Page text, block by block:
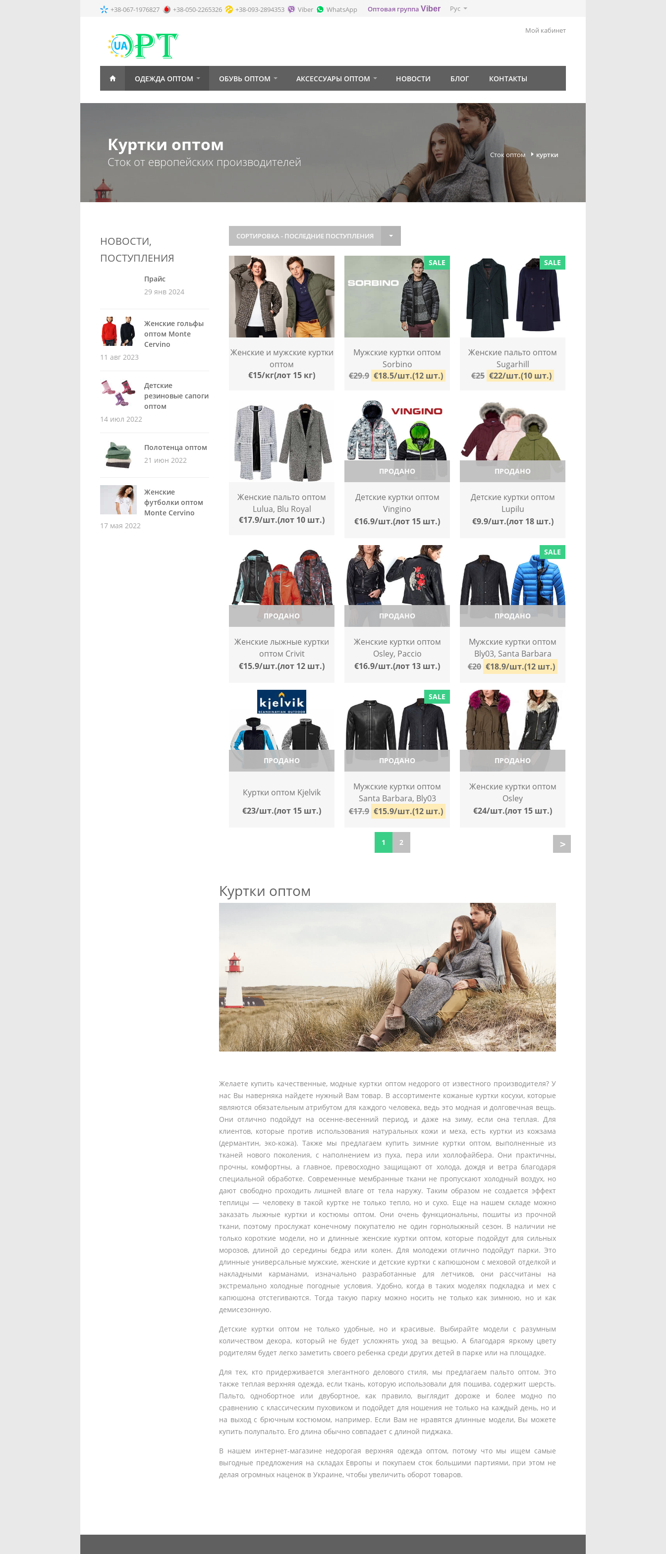
Куртки оптом
Желаете купить качественные, модные куртки оптом недорого от известного производителя? У
нас Вы наверняка найдете нужный Вам товар. В ассортименте кожаные куртки косухи, которые
являются обязательным атрибутом для каждого человека, ведь это модная и долговечная вещь.
Они отлично подойдут на осенне-весенний период, и даже на зиму, если она теплая. Для
клиентов, которые против использования натуральных кожи и меха, есть куртки из кожзама
(дермантин, эко-кожа). Также мы предлагаем купить зимние куртки оптом, выполненные из
тканей нового поколения, с наполнением из пуха, пера или холлофайбера. Они практичны,
прочны, комфортны, а главное, превосходно защищают от холода, дождя и ветра благодаря
специальной обработке. Современные мембранные ткани не пропускают холодный воздух, но
дают свободно проходить лишней влаге от тела наружу. Таким образом не создается эффект
теплицы — человеку в такой куртке не только тепло, но и сухо. Еще на нашем складе можно
заказать лыжные куртки и костюмы оптом. Они очень функциональны, пошиты из прочной
ткани, поэтому прослужат конечному покупателю не один горнолыжный сезон. В наличии не
только короткие модели, но и длинные женские куртки оптом, которые подойдут для сильных
морозов, длиной до середины бедра или колен. Для молодежи отлично подойдут парки. Это
длинные универсальные мужские, женские и детские куртки с капюшоном с меховой отделкой и
накладными карманами, изначально разработанные для летчиков, они рассчитаны на
экстремально холодные погодные условия. Удобно, когда в таких моделях подкладка и мех с
капюшона отстегиваются. Тогда такую парку можно носить не только как зимнюю, но и как
демисезонную.
Детские куртки оптом не только удобные, но и красивые. Выбирайте модели с разумным
количеством декора, который не будет усложнять уход за вещью. А благодаря яркому цвету
родителям будет легко заметить своего ребенка среди других детей в парке или на площадке.
Для тех, кто придерживается элегантного делового стиля, мы предлагаем пальто оптом. Это
также теплая верхняя одежда, если ткань, которую использовали для пошива, содержит шерсть.
Пальто, однобортное или двубортное, как правило, выглядит дороже и более модно по
сравнению с классическим пуховиком и подойдет для ношения не только на каждый день, но и
на выход с брючным костюмом, например. Если Вам не нравятся длинные модели, Вы можете
купить полупальто. Его длина обычно совпадает с длиной пиджака.
В нашем интернет-магазине недорогая верхняя одежда оптом, потому что мы ищем самые
выгодные предложения на складах Европы и покупаем сток большими партиями, при этом не
делая огромных наценок в Украине, чтобы увеличить оборот товаров.
1 2
Женские и мужские куртки
оптом
€15/кг(лот 15 кг)
SALE
Мужские куртки оптом
Sorbino
€29.9 €18.5/шт.(12 шт.)
SALE
Женские пальто оптом
Sugarhill
€25 €22/шт.(10 шт.)
Женские пальто оптом
Lulua, Blu Royal
€17.9/шт.(лот 10 шт.)
ПРОДАНО
Детские куртки оптом
Vingino
€16.9/шт.(лот 15 шт.)
ПРОДАНО
Детские куртки оптом
Lupilu
€9.9/шт.(лот 18 шт.)
ПРОДАНО
Женские лыжные куртки
оптом Crivit
€15.9/шт.(лот 12 шт.)
ПРОДАНО
Женские куртки оптом
Osley, Paccio
€16.9/шт.(лот 13 шт.)
SALE
ПРОДАНО
Мужские куртки оптом
Bly03, Santa Barbara
€20 €18.9/шт.(12 шт.)
ПРОДАНО
Куртки оптом Kjelvik
€23/шт.(лот 15 шт.)
SALE
ПРОДАНО
Мужские куртки оптом
Santa Barbara, Bly03
€17.9 €15.9/шт.(12 шт.)
ПРОДАНО
Женские куртки оптом
Osley
€24/шт.(лот 15 шт.)
СОРТИРОВКА - ПОСЛЕДНИЕ ПОСТУПЛЕНИЯ
НОВОСТИ,
ПОСТУПЛЕНИЯ
Прайс
29 янв 2024
Женские гольфы
оптом Monte
Cervino
11 авг 2023
Детские
резиновые сапоги
оптом
14 июл 2022
Полотенца оптом
21 июн 2022
Женские
футболки оптом
Monte Cervino
17 мая 2022
+38-067-1976827 +38-050-2265326 +38-093-2894353 Viber WhatsApp Оптовая группа Viber Рус
Мой кабинет
ОДЕЖДА ОПТОМ ОБУВЬ ОПТОМ АКСЕССУАРЫ ОПТОМ НОВОСТИ БЛОГ КОНТАКТЫ
Куртки оптом
Сток от европейских производителей Сток оптом куртки